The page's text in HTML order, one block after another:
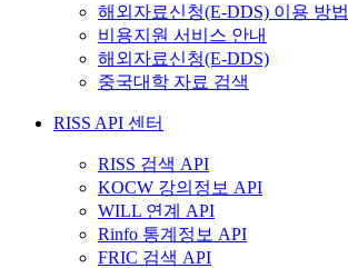
해외자료신청(E-DDS) 이용 방법
비용지원 서비스 안내
해외자료신청(E-DDS)
중국대학 자료 검색
RISS API 센터
RISS 검색 API
KOCW 강의정보 API
WILL 연계 API
Rinfo 통계정보 API
FRIC 검색 API